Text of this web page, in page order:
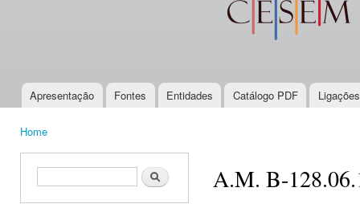
Main menu
Apresentação Fontes Entidades Catálogo PDF
Home
Search form Search A.M. B-